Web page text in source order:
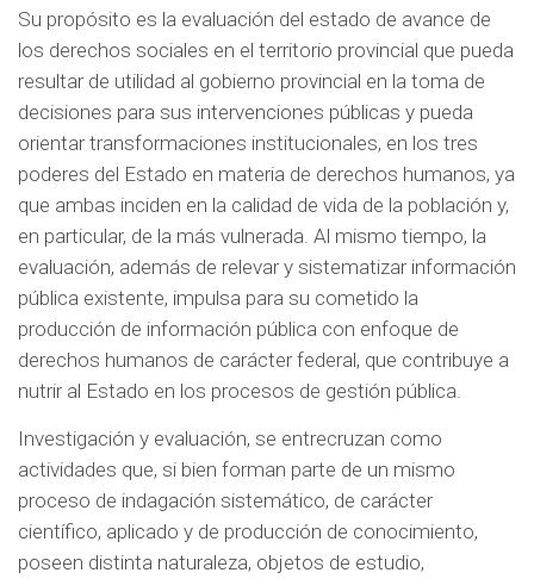
Su propósito es la evaluación del estado de avance de
los derechos sociales en el territorio provincial que pueda
resultar de utilidad al gobierno provincial en la toma de
decisiones para sus intervenciones públicas y pueda
orientar transformaciones institucionales, en los tres
poderes del Estado en materia de derechos humanos, ya
que ambas inciden en la calidad de vida de la población y,
en particular, de la más vulnerada. Al mismo tiempo, la
evaluación, además de relevar y sistematizar información
pública existente, impulsa para su cometido la
producción de información pública con enfoque de
derechos humanos de carácter federal, que contribuye a
nutrir al Estado en los procesos de gestión pública.
Investigación y evaluación, se entrecruzan como
actividades que, si bien forman parte de un mismo
proceso de indagación sistemático, de carácter
científico, aplicado y de producción de conocimiento,
poseen distinta naturaleza, objetos de estudio,